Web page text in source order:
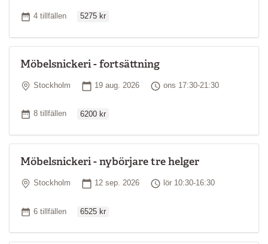
Antal tillfällen
4 tillfällen 5275 kr
Möbelsnickeri - fortsättning
Plats
Stockholm Startdatum
19 aug. 2026 Tid
ons 17:30-21:30
Antal tillfällen
8 tillfällen 6200 kr
Möbelsnickeri - nybörjare tre helger
Plats
Stockholm Startdatum
12 sep. 2026 Tid
lör 10:30-16:30
Antal tillfällen
6 tillfällen 6525 kr